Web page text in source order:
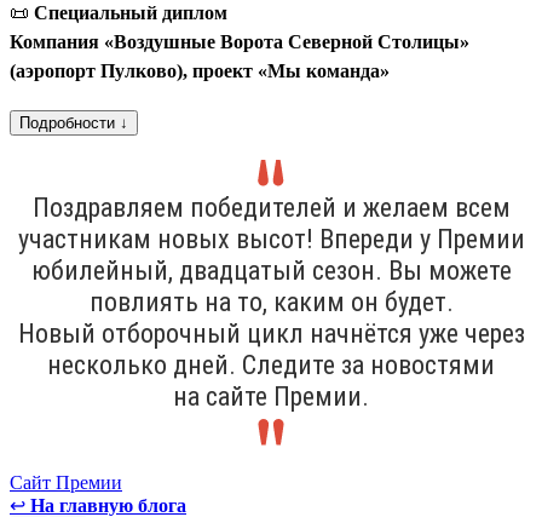
📜 Специальный диплом
Компания «Воздушные Ворота Северной Столицы»
(аэропорт Пулково), проект «Мы команда»
Подробности ↓
Поздравляем победителей и желаем всем
участникам новых высот! Впереди у Премии
юбилейный, двадцатый сезон. Вы можете
повлиять на то, каким он будет.
Новый отборочный цикл начнётся уже через
несколько дней. Следите за новостями
на сайте Премии.
Сайт Премии
↩ На главную блога